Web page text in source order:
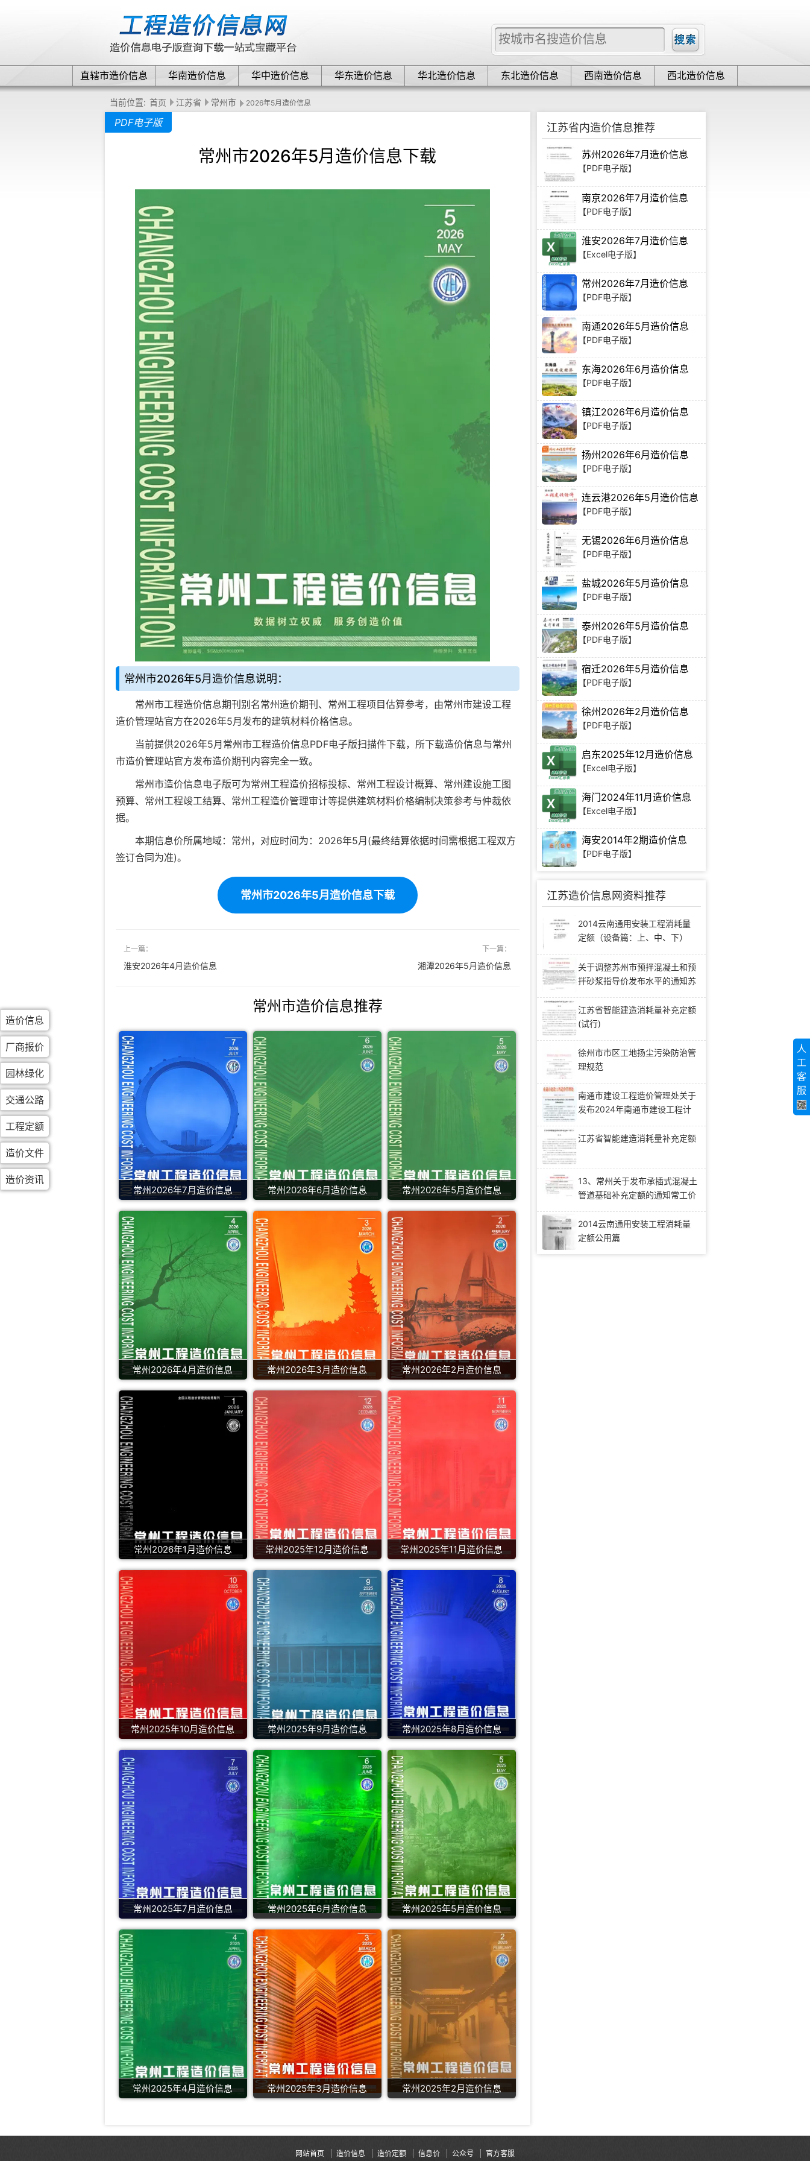
直辖市造价信息 华南造价信息 华中造价信息 华东造价信息 华北造价信息 东北造价信息 西南造价信息 西北造价信息
当前位置: 首页 江苏省 常州市 2026年5月造价信息
PDF电子版
常州市2026年5月造价信息下载
常州市2026年5月造价信息说明：
常州市工程造价信息期刊别名常州造价期刊、常州工程项目估算参考，由常州市建设工程
造价管理站官方在2026年5月发布的建筑材料价格信息。
当前提供2026年5月常州市工程造价信息PDF电子版扫描件下载，所下载造价信息与常州
市造价管理站官方发布造价期刊内容完全一致。
常州市造价信息电子版可为常州工程造价招标投标、 常州工程设计概算、 常州建设施工图
预算、 常州工程竣工结算、 常州工程造价管理审计等提供建筑材料价格编制决策参考与仲裁依
据。
本期信息价所属地域：常州，对应时间为：2026年5月(最终结算依据时间需根据工程双方
签订合同为准)。
常州市2026年5月造价信息下载
上一篇：
淮安2026年4月造价信息
下一篇：
湘潭2026年5月造价信息
常州市造价信息推荐
常州2026年7月造价信息 常州2026年6月造价信息 常州2026年5月造价信息
常州2026年4月造价信息 常州2026年3月造价信息 常州2026年2月造价信息
常州2026年1月造价信息 常州2025年12月造价信息 常州2025年11月造价信息
常州2025年10月造价信息 常州2025年9月造价信息 常州2025年8月造价信息
常州2025年7月造价信息 常州2025年6月造价信息 常州2025年5月造价信息
常州2025年4月造价信息 常州2025年3月造价信息 常州2025年2月造价信息
江苏省内造价信息推荐
苏州2026年7月造价信息
【PDF电子版】
南京2026年7月造价信息
【PDF电子版】
淮安2026年7月造价信息
【Excel电子版】
常州2026年7月造价信息
【PDF电子版】
南通2026年5月造价信息
【PDF电子版】
东海2026年6月造价信息
【PDF电子版】
镇江2026年6月造价信息
【PDF电子版】
扬州2026年6月造价信息
【PDF电子版】
连云港2026年5月造价信息
【PDF电子版】
无锡2026年6月造价信息
【PDF电子版】
盐城2026年5月造价信息
【PDF电子版】
泰州2026年5月造价信息
【PDF电子版】
宿迁2026年5月造价信息
【PDF电子版】
徐州2026年2月造价信息
【PDF电子版】
启东2025年12月造价信息
【Excel电子版】
海门2024年11月造价信息
【Excel电子版】
海安2014年2期造价信息
【PDF电子版】
江苏造价信息网资料推荐
2014云南通用安装工程消耗量
定额（设备篇：上、中、下）
关于调整苏州市预拌混凝土和预
拌砂浆指导价发布水平的通知苏
江苏省智能建造消耗量补充定额
(试行)
徐州市市区工地扬尘污染防治管
理规范
南通市建设工程造价管理处关于
发布2024年南通市建设工程计
〔2024〕51号)
江苏省智能建造消耗量补充定额
13、常州关于发布承插式混凝土
管道基础补充定额的通知常工价
2014云南通用安装工程消耗量
定额公用篇
网站首页 造价信息 造价定额 信息价 公众号 官方客服
造价信息
厂商报价
园林绿化
交通公路
工程定额
造价文件
造价资讯
人
工
客
服